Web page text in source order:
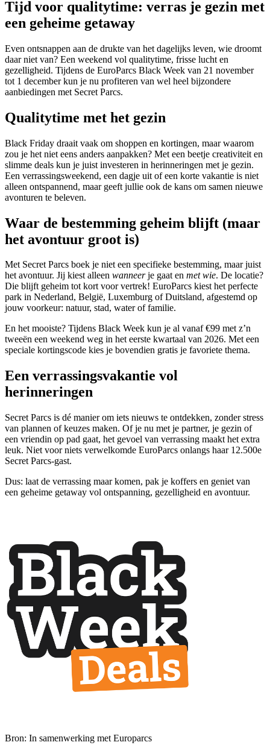
Tijd voor qualitytime: verras je gezin met
een geheime getaway
Even ontsnappen aan de drukte van het dagelijks leven, wie droomt
daar niet van? Een weekend vol qualitytime, frisse lucht en
gezelligheid. Tijdens de EuroParcs Black Week van 21 november
tot 1 december kun je nu profiteren van wel heel bijzondere
aanbiedingen met Secret Parcs.
Qualitytime met het gezin
Black Friday draait vaak om shoppen en kortingen, maar waarom
zou je het niet eens anders aanpakken? Met een beetje creativiteit en
slimme deals kun je juist investeren in herinneringen met je gezin.
Een verrassingsweekend, een dagje uit of een korte vakantie is niet
alleen ontspannend, maar geeft jullie ook de kans om samen nieuwe
avonturen te beleven.
Waar de bestemming geheim blijft (maar
het avontuur groot is)
Met Secret Parcs boek je niet een specifieke bestemming, maar juist
het avontuur. Jij kiest alleen wanneerje gaat en met wie. De locatie?
Die blijft geheim tot kort voor vertrek! EuroParcs kiest het perfecte
park in Nederland, België, Luxemburg of Duitsland, afgestemd op
jouw voorkeur: natuur, stad, water of familie.
En het mooiste? Tijdens Black Week kun je al vanaf €99 met z’n
tweeën een weekend weg in het eerste kwartaal van 2026. Met een
speciale kortingscode kies je bovendien gratis je favoriete thema.
Een verrassingsvakantie vol
herinneringen
Secret Parcs is dé manier om iets nieuws te ontdekken, zonder stress
van plannen of keuzes maken. Of je nu met je partner, je gezin of
een vriendin op pad gaat, het gevoel van verrassing maakt het extra
leuk. Niet voor niets verwelkomde EuroParcs onlangs haar 12.500e
Secret Parcs-gast.
Dus: laat de verrassing maar komen, pak je koffers en geniet van
een geheime getaway vol ontspanning, gezelligheid en avontuur.
Bron: In samenwerking met Europarcs